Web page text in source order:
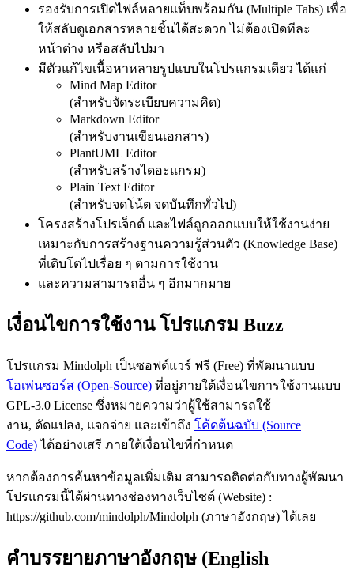
รองรับการเปิดไฟล์หลายแท็บพร้อมกัน (Multiple Tabs) เพื่อ
ให้สลับดูเอกสารหลายชิ้นได้สะดวก ไม่ต้องเปิดทีละ
หน้าต่าง หรือสลับไปมา
มีตัวแก้ไขเนื้อหาหลายรูปแบบในโปรแกรมเดียว ได้แก่
Mind Map Editor
(สำหรับจัดระเบียบความคิด)
Markdown Editor
(สำหรับงานเขียนเอกสาร)
PlantUML Editor
(สำหรับสร้างไดอะแกรม)
Plain Text Editor
(สำหรับจดโน้ต จดบันทึกทั่วไป)
โครงสร้างโปรเจ็กต์ และไฟล์ถูกออกแบบให้ใช้งานง่าย
เหมาะกับการสร้างฐานความรู้ส่วนตัว (Knowledge Base)
ที่เติบโตไปเรื่อย ๆ ตามการใช้งาน
และความสามารถอื่น ๆ อีกมากมาย
เงื่อนไขการใช้งาน โปรแกรม Buzz
โปรแกรม Mindolph เป็นซอฟต์แวร์ ฟรี (Free) ที่พัฒนาแบบ
โอเพ่นซอร์ส (Open-Source) ที่อยู่ภายใต้เงื่อนไขการใช้งานแบบ
GPL‑3.0 License ซึ่งหมายความว่าผู้ใช้สามารถใช้
งาน, ดัดแปลง, แจกจ่าย และเข้าถึง โค้ดต้นฉบับ (Source
Code)ได้อย่างเสรี ภายใต้เงื่อนไขที่กำหนด
หากต้องการค้นหาข้อมูลเพิ่มเติม สามารถติดต่อกับทางผู้พัฒนา
โปรแกรมนี้ได้ผ่านทางช่องทางเว็บไซต์ (Website) :
https://github.com/mindolph/Mindolph (ภาษาอังกฤษ) ได้เลย
คำบรรยายภาษาอังกฤษ (English